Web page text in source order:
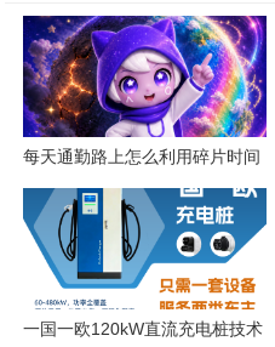
每天通勤路上怎么利用碎片时间
练英语口语？
一国一欧120kW直流充电桩技术